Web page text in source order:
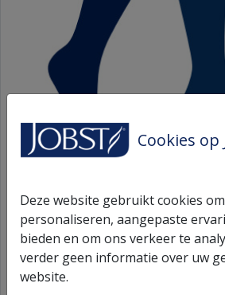
Cookies op
Deze website gebruikt cookies
personaliseren, aangepaste
bieden en om ons verkeer te
verder geen informatie over uw
website.
AT-MAT Pet
Piece